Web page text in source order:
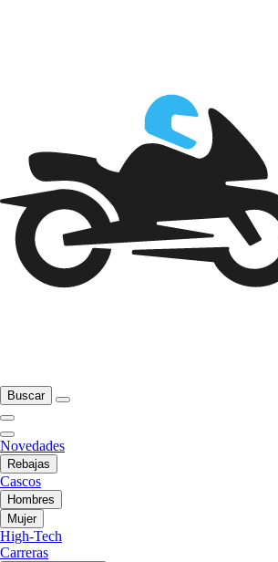
Buscar
Novedades
Rebajas
Cascos
Hombres
Mujer
High-Tech
Carreras